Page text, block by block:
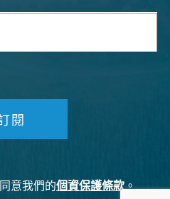
閱
意我們的個資保護條款。